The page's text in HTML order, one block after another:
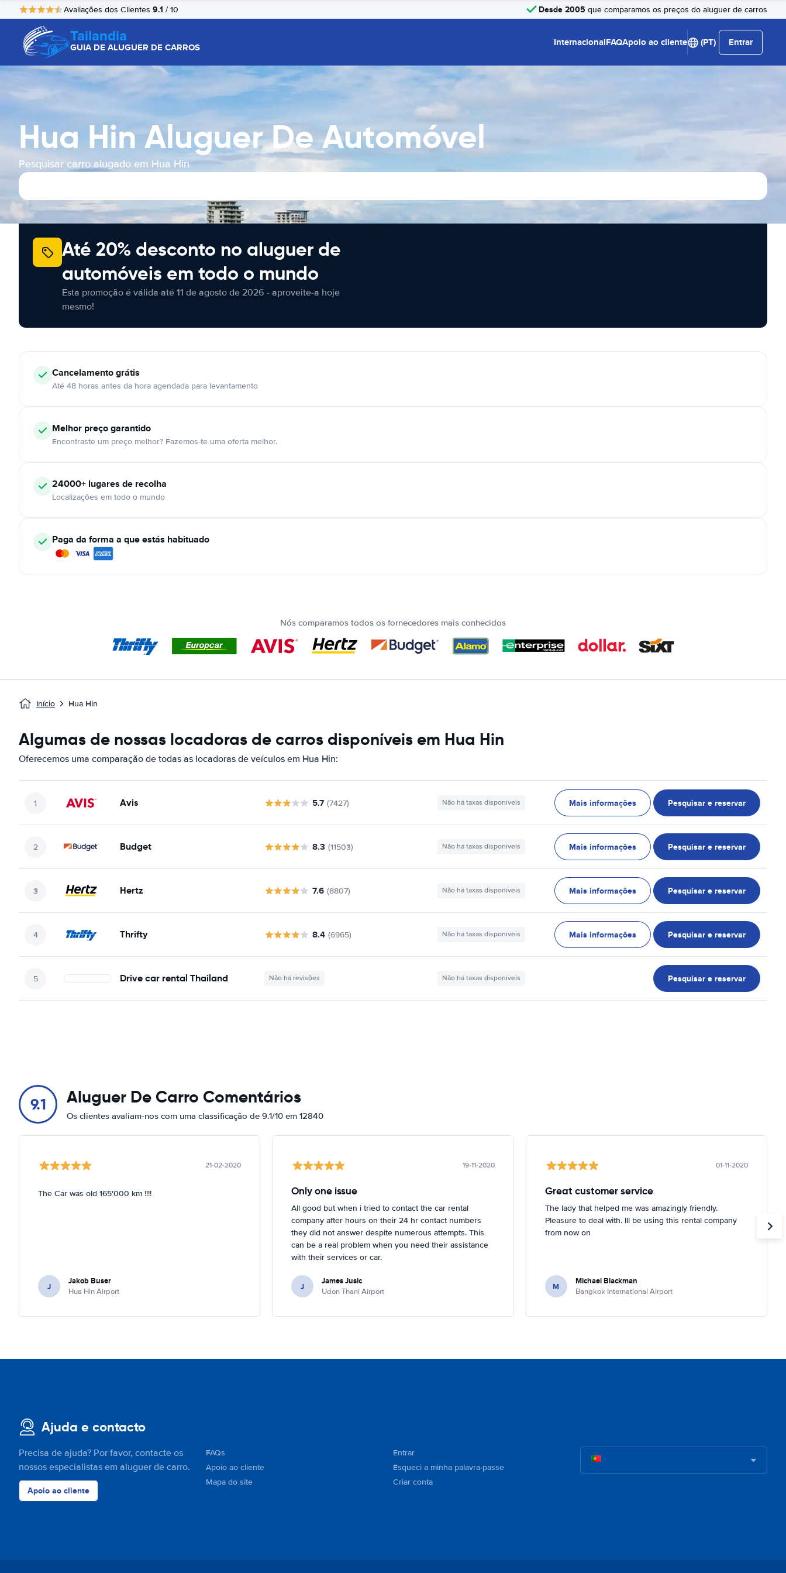
Avaliações dos Clientes 9.1 / 10 Desde 2005 que comparamos os preços do aluguer de carros
Tailandia
GUIA DE ALUGUER DE CARROS InternacionalFAQApoio ao cliente (PT) Entrar
Hua Hin Aluguer De Automóvel
Pesquisar carro alugado em Hua Hin
Até 20% desconto no aluguer de
automóveis em todo o mundo
Esta promoção é válida até 11 de agosto de 2026 - aproveite-a hoje
mesmo!
Cancelamentográtis
Até 48 horas antes da hora agendada para levantamento
Melhor preço garantido
Encontraste um preço melhor? Fazemos-te uma oferta melhor.
24000+ lugares de recolha
Localizações em todo o mundo
Paga da forma a que estás habituado
Nós comparamos todos os fornecedores mais conhecidos
Início Hua Hin
Algumas de nossas locadoras de carros disponíveis em Hua Hin
Oferecemos uma comparação de todas as locadoras de veículos em Hua Hin:
Avis 5.7 (7427) Não há taxas disponíveis Mais informações Pesquisar e reservar
Budget 8.3 (11503) Não há taxas disponíveis Mais informações Pesquisar e reservar
Hertz 7.6 (8807) Não há taxas disponíveis Mais informações Pesquisar e reservar
Thrifty 8.4 (6965) Não há taxas disponíveis Mais informações Pesquisar e reservar
Drive car rental Thailand Não há revisões Não há taxas disponíveis Pesquisar e reservar
9.1 Aluguer De Carro Comentários
Os clientes avaliam-nos com uma classificação de 9.1/10 em 12840
21-02-2020
The Car was old 165'000 km !!!!
J Jakob Buser
Hua Hin Airport
19-11-2020
Only one issue
All good but when i tried to contact the car rental
company after hours on their 24 hr contact numbers
they did not answer despite numerous attempts. This
can be a real problem when you need their assistance
with their services or car.
J James Jusic
Udon Thani Airport
01-11-2020
Great customer service
The lady that helped me was amazingly friendly.
Pleasure to deal with. Ill be using this rental company
from now on
M Michael Blackman
Bangkok International Airport
Ajuda e contacto
Precisa de ajuda? Por favor, contacte os
nossos especialistas em aluguer de carro.
Apoio ao cliente
FAQs
Apoio ao cliente
Mapa do site
Entrar
Esqueci a minha palavra-passe
Criar conta